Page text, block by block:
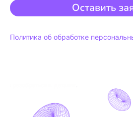
Оставить
Политика об обработке